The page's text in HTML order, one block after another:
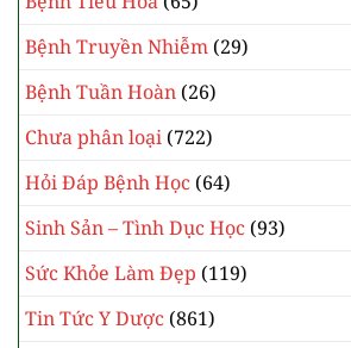
Bệnh Truyền Nhiễm (29)
Bệnh Tuần Hoàn (26)
Chưa phân loại (722)
Hỏi Đáp Bệnh Học (64)
Sinh Sản – Tình Dục Học (93)
Sức Khỏe Làm Đẹp (119)
Tin Tức Y Dược (861)